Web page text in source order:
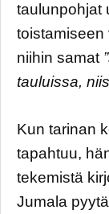
taulunpohjat
toistamiseen
niihin samat
tauluissa,
Kun tarinan
tapahtuu,
tekemistä
Jumala